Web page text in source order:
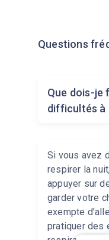
Questions
Que dois-je
difficultés à
Si vous avez
respirer la
appuyer sur
garder votre
exempte
pratiquer des